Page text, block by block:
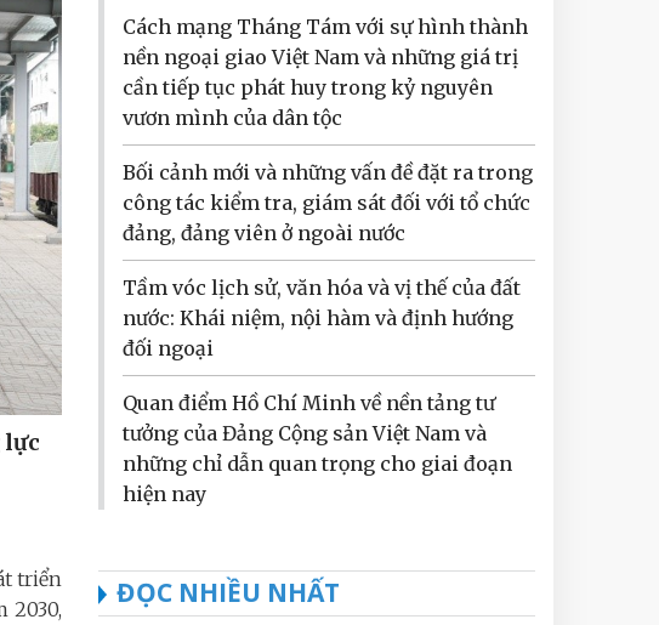
lực
triển
2030,
Cách mạng Tháng Tám với sự hình thành
nền ngoại giao Việt Nam và những giá trị
cần tiếp tục phát huy trong kỷ nguyên
vươn mình của dân tộc
Bối cảnh mới và những vấn đề đặt ra trong
công tác kiểm tra, giám sát đối với tổ chức
đảng, đảng viên ở ngoài nước
Tầm vóc lịch sử, văn hóa và vị thế của đất
nước: Khái niệm, nội hàm và định hướng
đối ngoại
Quan điểm Hồ Chí Minh về nền tảng tư
tưởng của Đảng Cộng sản Việt Nam và
những chỉ dẫn quan trọng cho giai đoạn
hiện nay
ĐỌC NHIỀU NHẤT